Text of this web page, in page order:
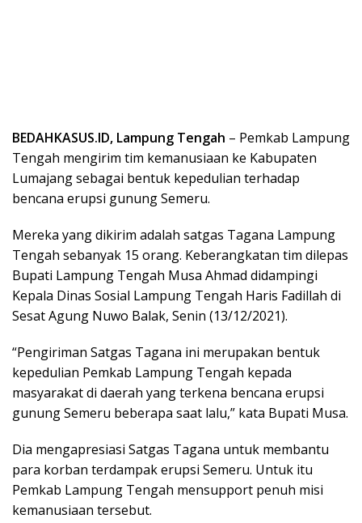
BEDAHKASUS.ID, Lampung Tengah – Pemkab Lampung
Tengah mengirim tim kemanusiaan ke Kabupaten
Lumajang sebagai bentuk kepedulian terhadap
bencana erupsi gunung Semeru.
Mereka yang dikirim adalah satgas Tagana Lampung
Tengah sebanyak 15 orang. Keberangkatan tim dilepas
Bupati Lampung Tengah Musa Ahmad didampingi
Kepala Dinas Sosial Lampung Tengah Haris Fadillah di
Sesat Agung Nuwo Balak, Senin (13/12/2021).
“Pengiriman Satgas Tagana ini merupakan bentuk
kepedulian Pemkab Lampung Tengah kepada
masyarakat di daerah yang terkena bencana erupsi
gunung Semeru beberapa saat lalu,” kata Bupati Musa.
Dia mengapresiasi Satgas Tagana untuk membantu
para korban terdampak erupsi Semeru. Untuk itu
Pemkab Lampung Tengah mensupport penuh misi
kemanusiaan tersebut.